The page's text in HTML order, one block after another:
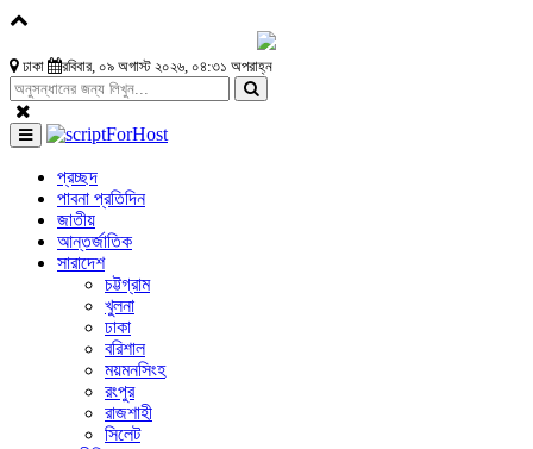
ঢাকা রবিবার, ০৯ অগাস্ট ২০২৬, ০৪:৩১ অপরাহ্ন
প্রচ্ছদ
পাবনা প্রতিদিন
জাতীয়
আন্তর্জাতিক
সারাদেশ
চট্টগ্রাম
খুলনা
ঢাকা
বরিশাল
ময়মনসিংহ
রংপুর
রাজশাহী
সিলেট